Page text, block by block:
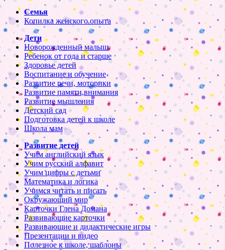
Семья
Копилка женского опыта
Дети
Новорожденный малыш
Ребенок от года и старше
Здоровье детей
Воспитание и обучение
Развитие речи, моторики
Развитие памяти,внимания
Развитие мышления
Детский сад
Подготовка детей к школе
Школа мам
Развитие детей
Учим английский язык
Учим русский алфавит
Учим цифры с детьми
Математика и логика
Учимся читать и писать
Окружающий мир
Карточки Глена Домана
Развивающие карточки
Развивающие и дидактические игры
Презентации и видео
Полезное к школе, шаблоны